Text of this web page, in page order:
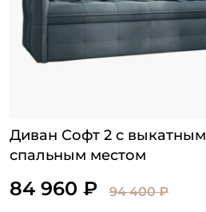
Диван Софт 2 с выкатным
спальным местом
84 960 ₽ 94 400 ₽